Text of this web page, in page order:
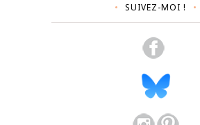
SUIVEZ-MOI !